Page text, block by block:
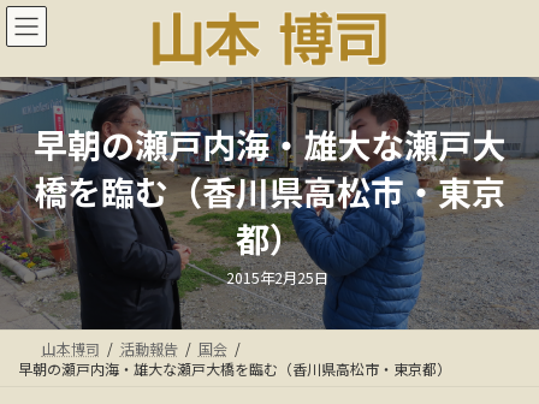
コ
ン
ン
ツ
へ
ス
キ
ッ
プ
ナ
ビ
ー
シ
ョ
ン
に
移
動
早朝の瀬戸内海・雄大な瀬戸大
橋を臨む（香川県高松市・東京
都）
最
終
更
新
日
時
:
2015年2月25日
山本博司 活動報告
国会
早朝の瀬戸内海・雄大な瀬戸大橋を臨む（香川県高松市・東京都）